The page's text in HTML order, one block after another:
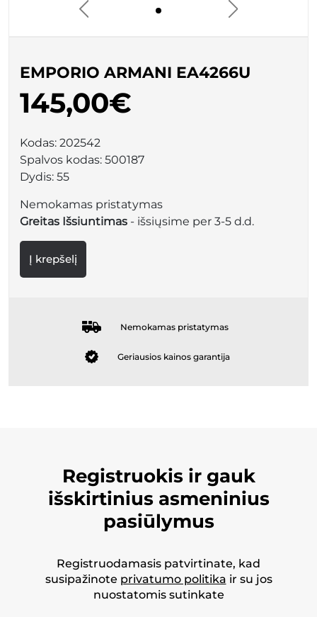
EMPORIO ARMANI EA4266U
145,00€
Kodas: 202542
Spalvos kodas: 500187
Dydis: 55
Nemokamas pristatymas
Greitas Išsiuntimas - išsiųsime per 3-5 d.d.
Į krepšelį
Nemokamas pristatymas
Geriausios kainos garantija
Registruokis ir gauk
išskirtinius asmeninius
pasiūlymus
Registruodamasis patvirtinate, kad
susipažinote privatumo politika ir su jos
nuostatomis sutinkate